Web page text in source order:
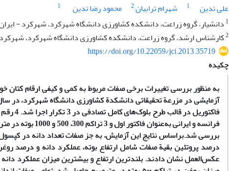
علی تدین
1 شهرام ترابیان2 محمود رضا تدین
1
1 دانشیار، گروه زراعت، دانشکده کشاورزی دانشگاه شهرکرد، شهرکرد -
2کارشناس ارشد، گروه زراعت، دانشکده کشاورزی دانشگاه شهرکرد،
https://doi.org/10.22059/jci.2013.35719
چکیده
به منظور بررسی تغییرات برخی صفات مربوط به کمی و کیفی ارقام
فاکتوریل
فرانسه و ایرانی
بررسی شد.براساس نتایج این آزمایش، به جز صفات تعداد دانه در
درصد پروتئین بقیة صفات شامل ارتفاع بوته، عملکرد دانه و درصد